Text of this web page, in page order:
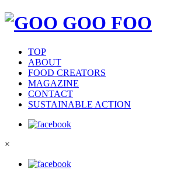
TOP
ABOUT
FOOD CREATORS
MAGAZINE
CONTACT
SUSTAINABLE ACTION
×